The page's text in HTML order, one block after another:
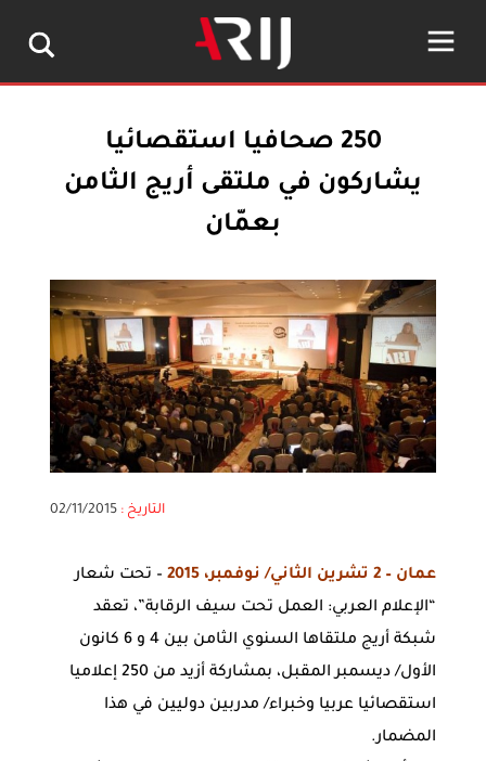
250 صحافيا استقصائيا
يشاركون في ملتقى أريج الثامن
بعمّان
التاريخ :02/11/2015
عمان – 2 تشرين الثاني/ نوفمبر، 2015
– تحت شعار
“الإعلام العربي: العمل تحت سيف الرقابة”، تعقد
شبكة أريج ملتقاها السنوي الثامن بين 4 و 6 كانون
الأول/ ديسمبر المقبل، بمشاركة أزيد من 250 إعلاميا
استقصائيا عربيا وخبراء/ مدربين دوليين في هذا
المضمار.